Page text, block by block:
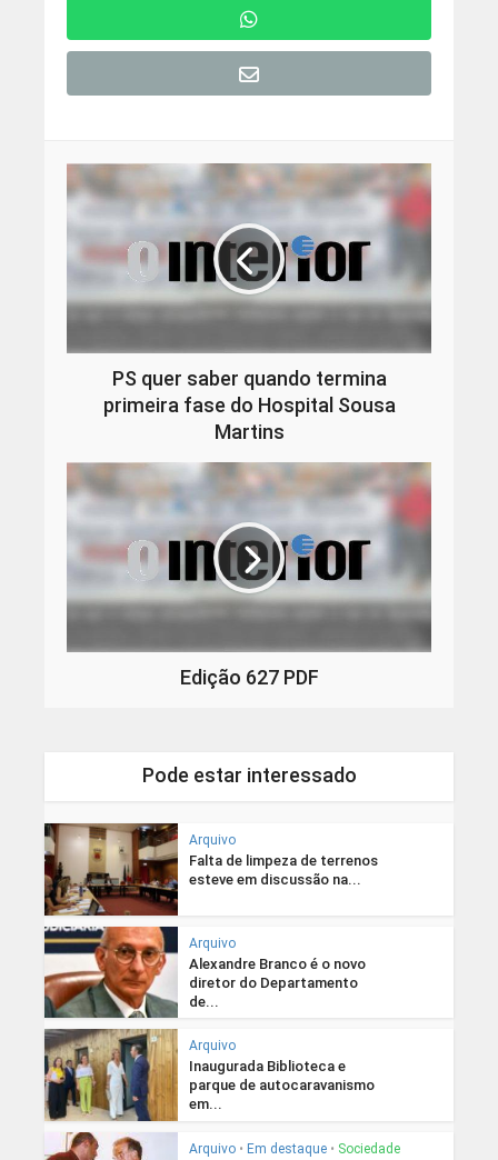
PS quer saber quando termina
primeira fase do Hospital Sousa
Martins
Edição 627 PDF
Pode estar interessado
Arquivo
Falta de limpeza de terrenos
esteve em discussão na...
Arquivo
Alexandre Branco é o novo
diretor do Departamento
de...
Arquivo
Inaugurada Biblioteca e
parque de autocaravanismo
em...
Arquivo • Em destaque • Sociedade